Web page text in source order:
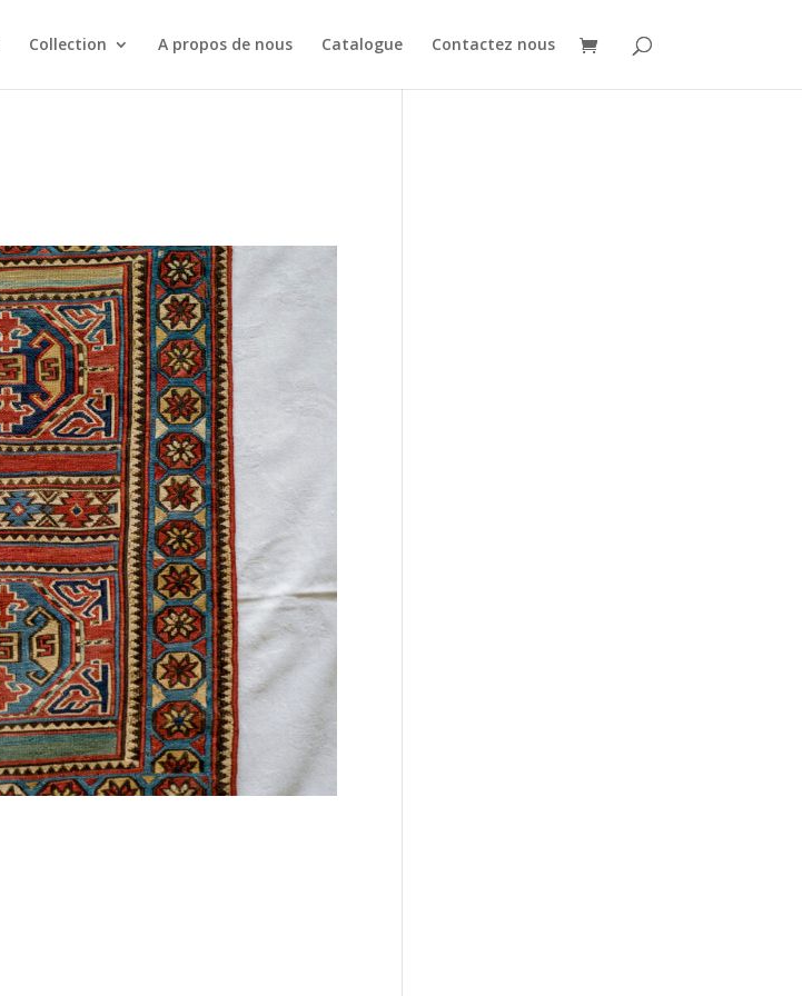
Collection A propos de nous Catalogue Contactez nous